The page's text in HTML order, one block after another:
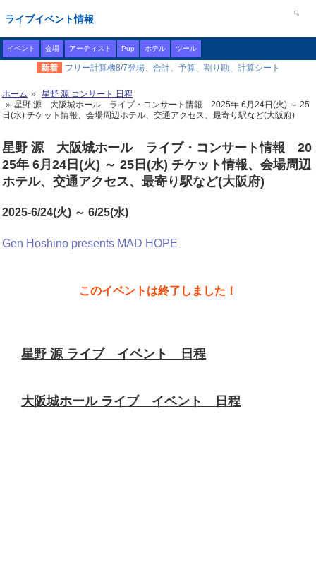
ライブイベント情報
イベント 会場 アーティスト Pup ホテル ツール
新着 フリー計算機8/7登場、合計、予算、割り勘、計算シート
ホーム
星野 源 コンサート 日程
星野 源 大阪城ホール ライブ・コンサート情報 2025年 6月24日(火) ～ 25
日(水) チケット情報、会場周辺ホテル、交通アクセス、最寄り駅など(大阪府)
星野 源 大阪城ホール ライブ・コンサート情報 20
25年 6月24日(火) ～ 25日(水) チケット情報、会場周辺
ホテル、交通アクセス、最寄り駅など(大阪府)
2025-6/24(火) ～ 6/25(水)
Gen Hoshino presents MAD HOPE
このイベントは終了しました！
星野 源 ライブ イベント 日程
大阪城ホール ライブ イベント 日程